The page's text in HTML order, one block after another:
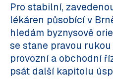
Pro stabilní,
lékáren působící v
hledám byznysově
se stane pravou
provozní a obchodní
psát další kapitolu